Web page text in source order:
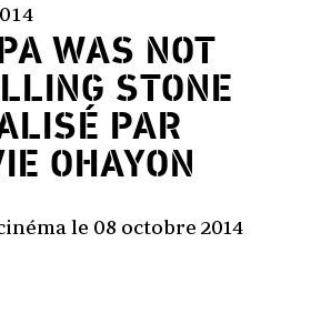
WAS NOT
STONE
PAR
OHAYON
le 08 octobre 2014